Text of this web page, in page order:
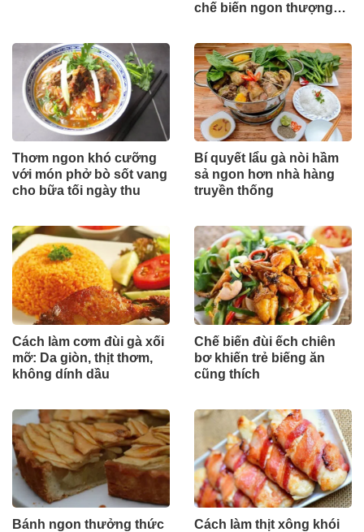
chế biến ngon thượng
Thơm ngon khó cưỡng
với món phở bò sốt vang
cho bữa tối ngày thu
Bí quyết lẩu gà nòi hầm
sả ngon hơn nhà hàng
truyền thống
Cách làm cơm đùi gà xối
mỡ: Da giòn, thịt thơm,
không dính dầu
Chế biến đùi ếch chiên
bơ khiến trẻ biếng ăn
cũng thích
Bánh ngon thưởng thức
Cách làm thịt xông khói